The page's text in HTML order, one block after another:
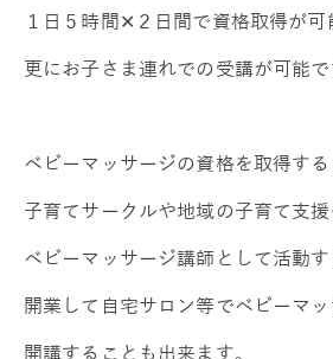
１日５時間✕２日間で資格取得が可
更にお子さま連れでの受講が可能で
ベビーマッサージの資格を取得す
子育てサークルや地域の子育て支
ベビーマッサージ講師として活動
開業して自宅サロン等でベビーマ
開講することも出来ます。